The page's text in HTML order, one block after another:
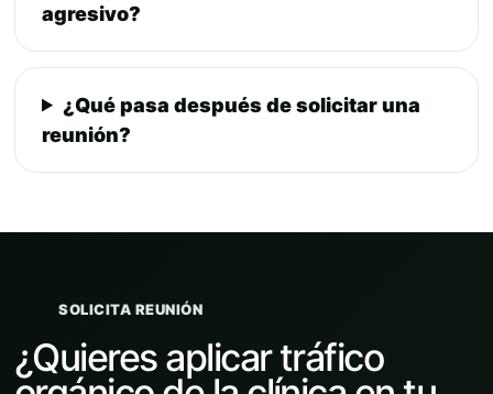
agresivo?
¿Qué pasa después de solicitar una
reunión?
SOLICITA REUNIÓN
¿Quieres aplicar tráfico